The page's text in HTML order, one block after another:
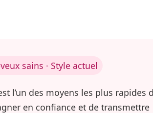
sains · Style actuel
l’un des moyens les plus rapides
en confiance et de transmettre